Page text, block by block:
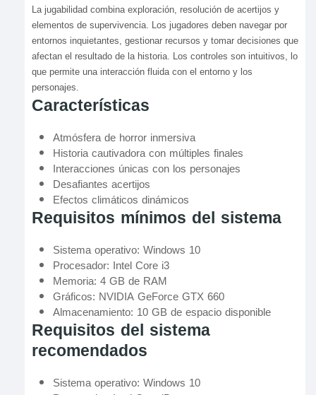
La jugabilidad combina exploración, resolución de acertijos y
elementos de supervivencia. Los jugadores deben navegar por
entornos inquietantes, gestionar recursos y tomar decisiones que
afectan el resultado de la historia. Los controles son intuitivos, lo
que permite una interacción fluida con el entorno y los
personajes.
Características
Atmósfera de horror inmersiva
Historia cautivadora con múltiples finales
Interacciones únicas con los personajes
Desafiantes acertijos
Efectos climáticos dinámicos
Requisitos mínimos del sistema
Sistema operativo: Windows 10
Procesador: Intel Core i3
Memoria: 4 GB de RAM
Gráficos: NVIDIA GeForce GTX 660
Almacenamiento: 10 GB de espacio disponible
Requisitos del sistema
recomendados
Sistema operativo: Windows 10